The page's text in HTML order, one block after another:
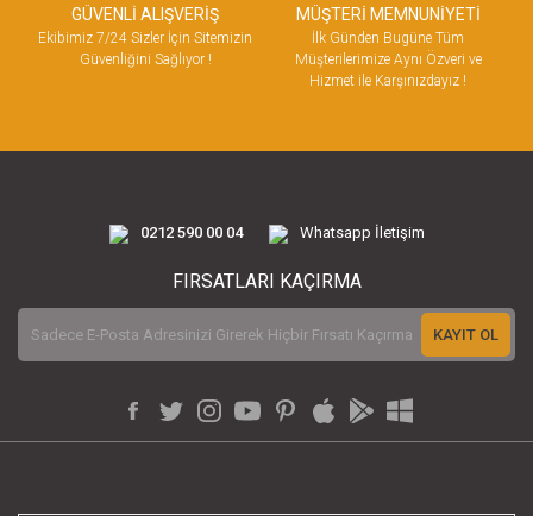
GÜVENLİ ALIŞVERİŞ
Ekibimiz 7/24 Sizler İçin Sitemizin
Güvenliğini Sağlıyor !
MÜŞTERİ MEMNUNİYETİ
İlk Günden Bugüne Tüm
Müşterilerimize Aynı Özveri ve
Hizmet ile Karşınızdayız !
0212 590 00 04 Whatsapp İletişim
FIRSATLARI KAÇIRMA
KAYIT OL